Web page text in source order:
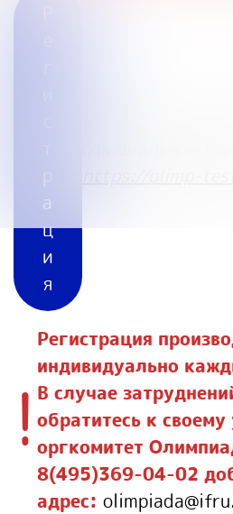
а
ц
и
я
!
Регистрация
индивидуально
В случае
обратитесь к
оргкомитет
8(495)369-04-02
адрес: